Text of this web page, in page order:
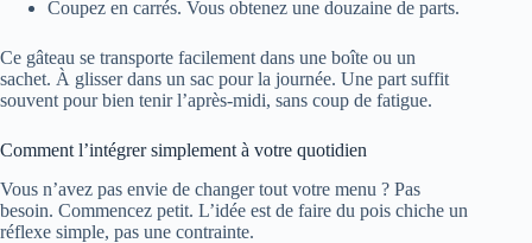
Coupez en carrés. Vous obtenez une douzaine de parts.
Ce gâteau se transporte facilement dans une boîte ou un
sachet. À glisser dans un sac pour la journée. Une part suffit
souvent pour bien tenir l’après-midi, sans coup de fatigue.
Comment l’intégrer simplement à votre quotidien
Vous n’avez pas envie de changer tout votre menu ? Pas
besoin. Commencez petit. L’idée est de faire du pois chiche un
réflexe simple, pas une contrainte.